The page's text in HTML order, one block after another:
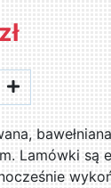
Lamówki są